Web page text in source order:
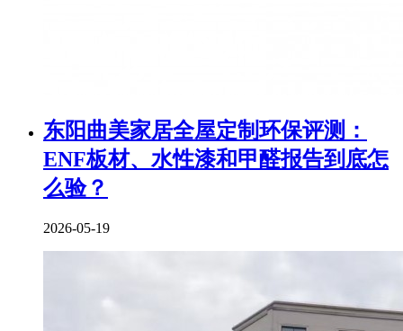
东阳曲美家居全屋定制环保评测：
ENF板材、水性漆和甲醛报告到底怎
么验？
2026-05-19